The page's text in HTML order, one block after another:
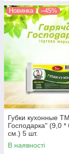
Новинка –45%
Губки кухонные
Господарка" (9,0 *
см.) 5 шт.
В наявності